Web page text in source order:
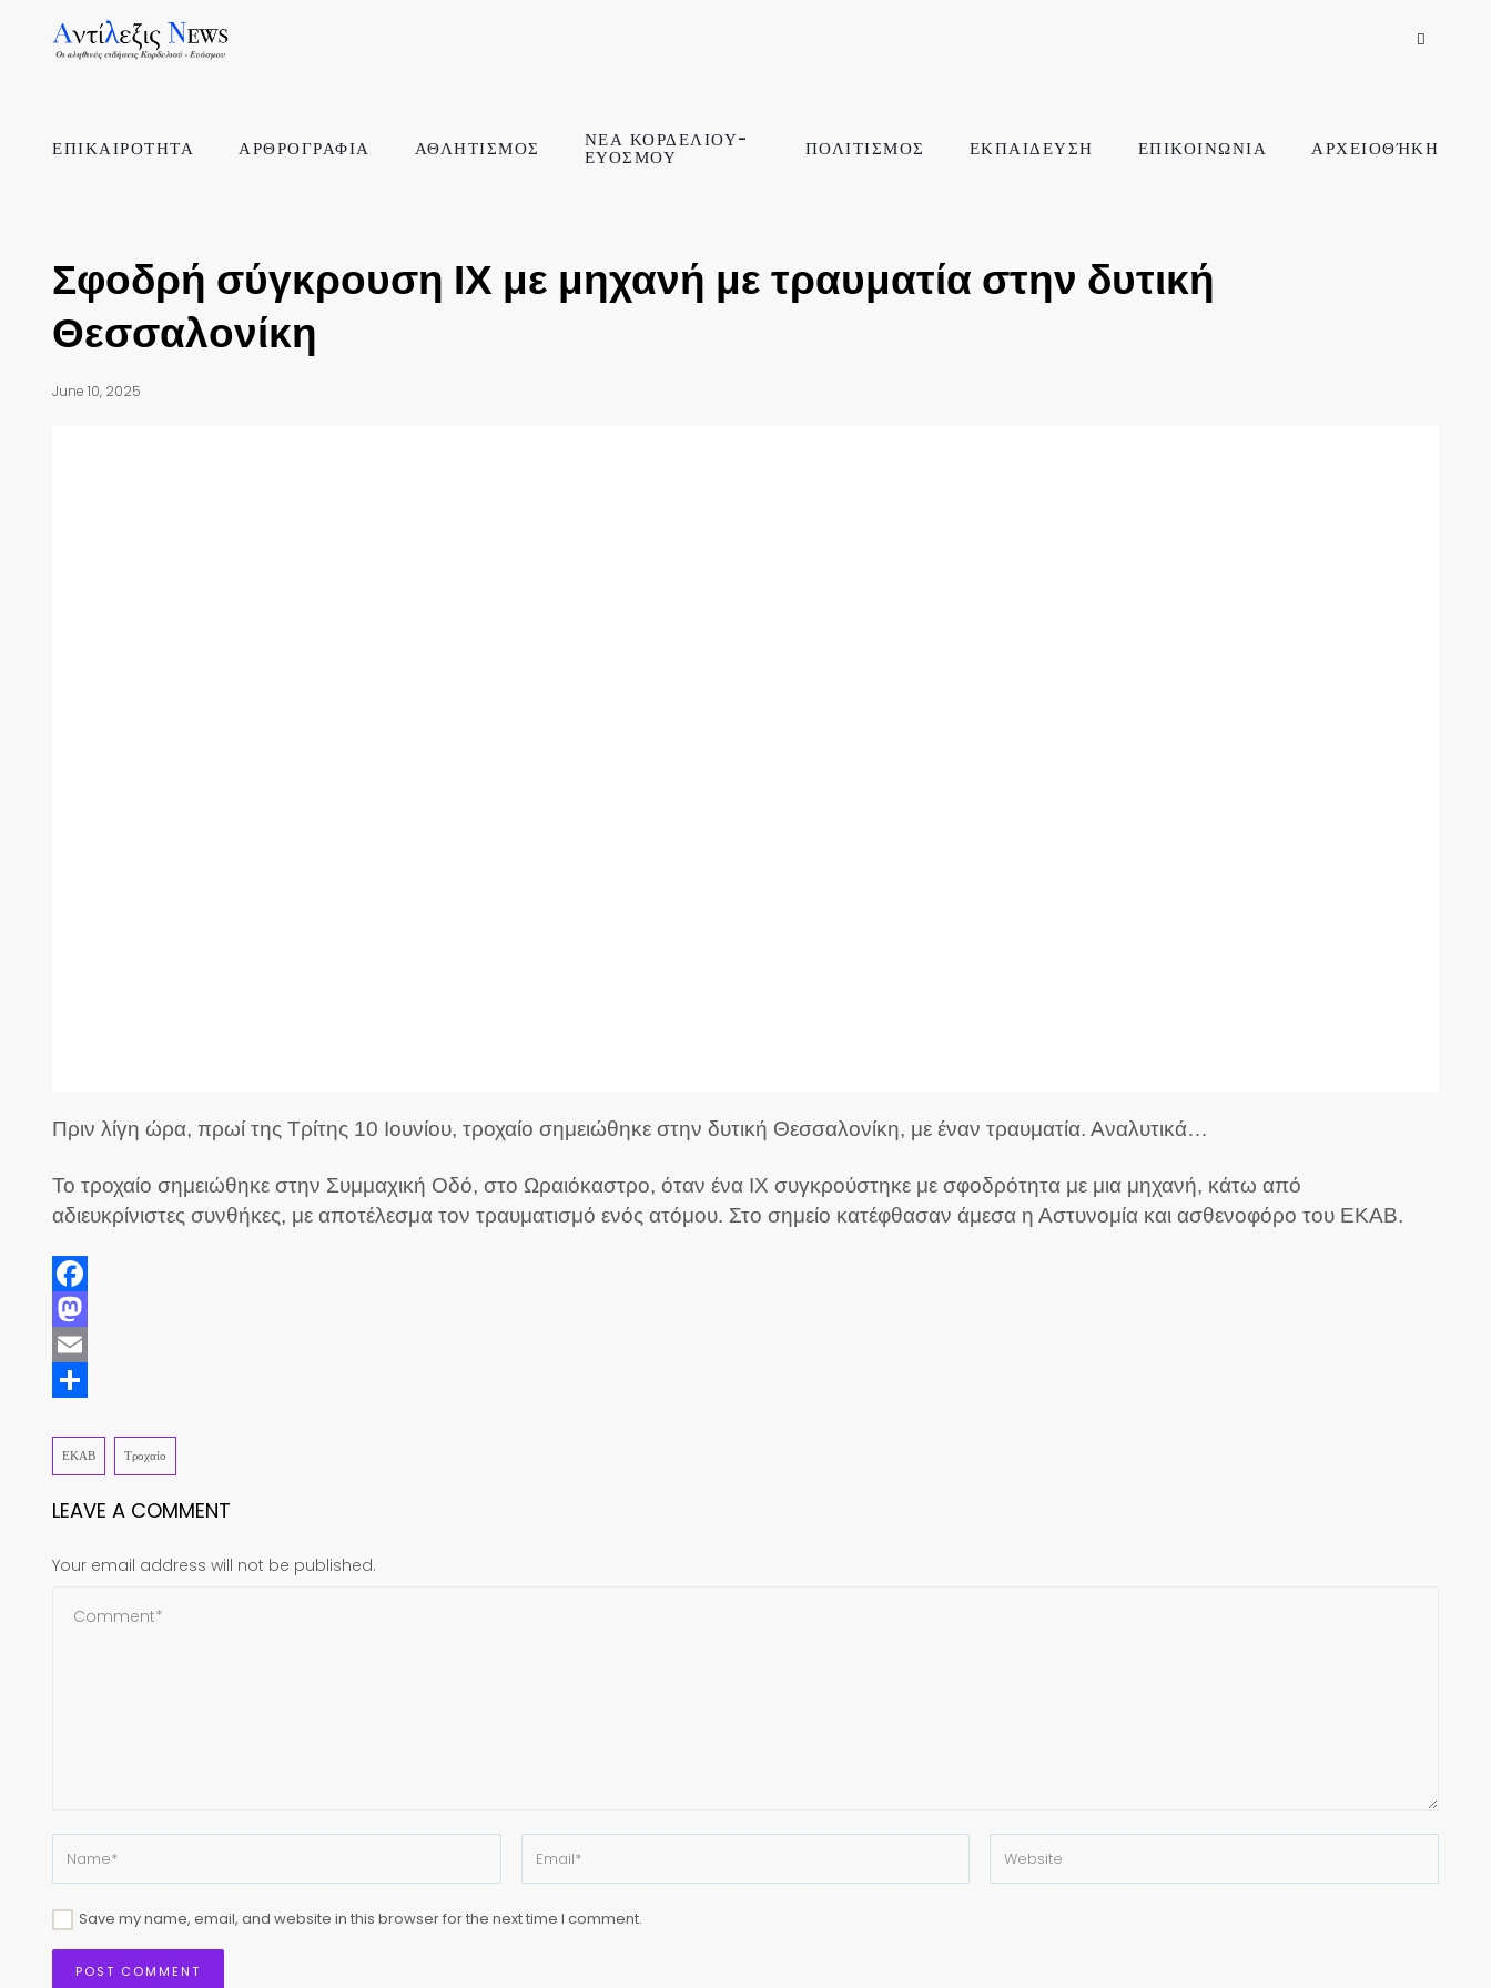
ΕΠΙΚΑΙΡΟΤΗΤΑ ΑΡΘΡΟΓΡΑΦΙΑ ΑΘΛΗΤΙΣΜΟΣ ΝΕΑ ΚΟΡΔΕΛΙΟΥ-
ΕΥΟΣΜΟΥ ΠΟΛΙΤΙΣΜΟΣ ΕΚΠΑΙΔΕΥΣΗ ΕΠΙΚΟΙΝΩΝΙΑ ΑΡΧΕΙΟΘΉΚΗ
Σφοδρή σύγκρουση ΙΧ με μηχανή με τραυματία στην δυτική
Θεσσαλονίκη
June 10, 2025
Πριν λίγη ώρα, πρωί της Τρίτης 10 Ιουνίου, τροχαίο σημειώθηκε στην δυτική Θεσσαλονίκη, με έναν τραυματία. Αναλυτικά…
Το τροχαίο σημειώθηκε στην Συμμαχική Οδό, στο Ωραιόκαστρο, όταν ένα ΙΧ συγκρούστηκε με σφοδρότητα με μια μηχανή, κάτω από
αδιευκρίνιστες συνθήκες, με αποτέλεσμα τον τραυματισμό ενός ατόμου. Στο σημείο κατέφθασαν άμεσα η Αστυνομία και ασθενοφόρο του ΕΚΑΒ.
Facebook
Mastodon
Email
ΕΚΑΒ Τροχαίο
LEAVE A COMMENT
Your email address will not be published.
Save my name, email, and website in this browser for the next time I comment.